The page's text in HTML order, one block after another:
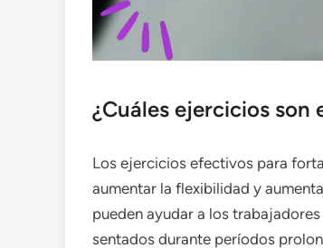
¿Cuáles ejercicios
Los ejercicios efectivos para
aumentar la flexibilidad y
pueden ayudar a los
sentados durante períodos